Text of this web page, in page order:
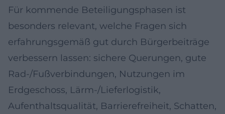
Für kommende Beteiligungsphasen ist
besonders relevant, welche Fragen sich
erfahrungsgemäß gut durch Bürgerbeiträge
verbessern lassen: sichere Querungen, gute
Rad-/Fußverbindungen, Nutzungen im
Erdgeschoss, Lärm-/Lieferlogistik,
Aufenthaltsqualität, Barrierefreiheit, Schatten,